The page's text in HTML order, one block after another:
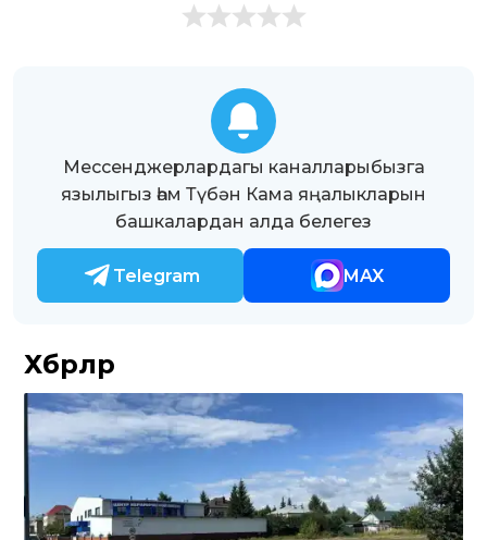
Мессенджерлардагы каналларыбызга
язылыгыз һәм Түбән Кама яңалыкларын
башкалардан алда белегез
Telegram MAX
Хәбәрләр